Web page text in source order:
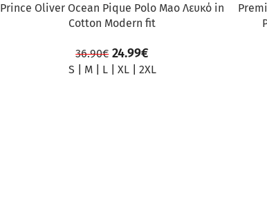
Prince Oliver Ocean Pique Polo Mao Λευκό in
Cotton Modern fit
36.90€ 24.99€
S M| L| XL| 2XL